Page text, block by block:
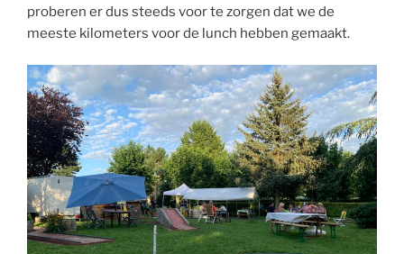
proberen er dus steeds voor te zorgen dat we de
meeste kilometers voor de lunch hebben gemaakt.